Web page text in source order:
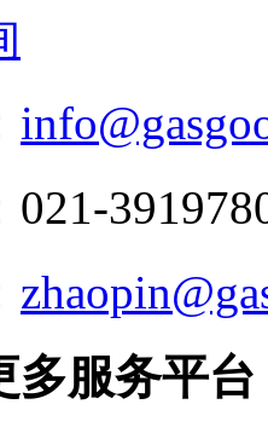
多服务平台